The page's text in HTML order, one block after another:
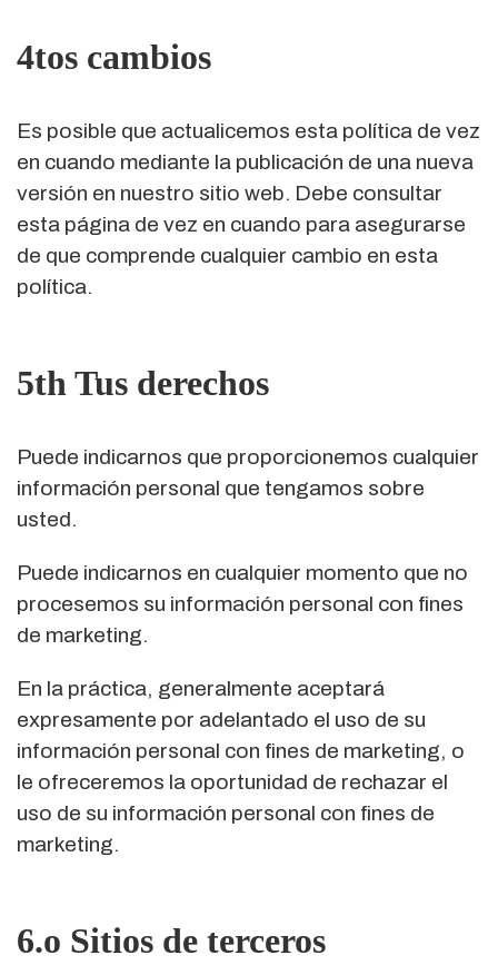
4tos cambios
Es posible que actualicemos esta política de vez
en cuando mediante la publicación de una nueva
versión en nuestro sitio web. Debe consultar
esta página de vez en cuando para asegurarse
de que comprende cualquier cambio en esta
política.
5th Tus derechos
Puede indicarnos que proporcionemos cualquier
información personal que tengamos sobre
usted.
Puede indicarnos en cualquier momento que no
procesemos su información personal con fines
de marketing.
En la práctica, generalmente aceptará
expresamente por adelantado el uso de su
información personal con fines de marketing, o
le ofreceremos la oportunidad de rechazar el
uso de su información personal con fines de
marketing.
6.o Sitios de terceros